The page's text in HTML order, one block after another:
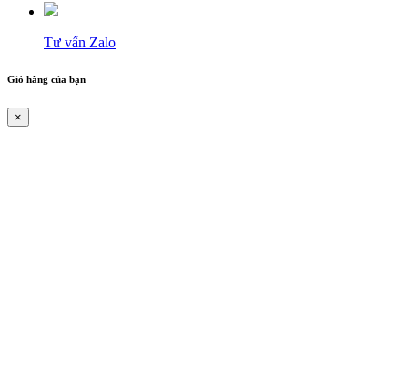
Tư vấn Zalo
Giỏ hàng của bạn
×